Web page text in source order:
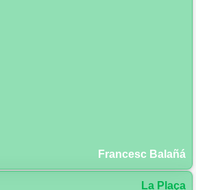
Francesc Balañá
La Plaça